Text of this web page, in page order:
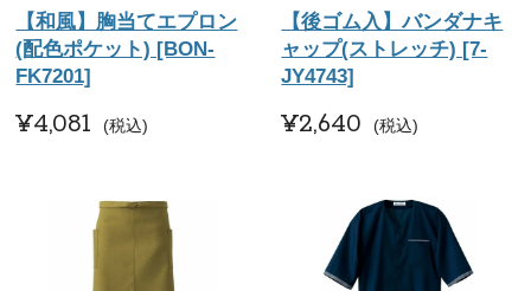
【和風】胸当てエプロン
(配色ポケット) [BON-
FK7201]
¥4,081 税込
【後ゴム入】バンダナキ
ャップ(ストレッチ) [7-
JY4743]
¥2,640 税込